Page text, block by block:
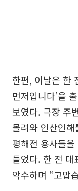
한편, 이날은 한
먼저입니다’을
보였다. 극장 주
몰려와 인산인해
평해전 용사들
들었다. 한 전 대
악수하며 “고맙